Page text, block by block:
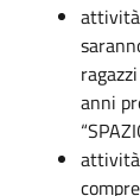
attività
anni